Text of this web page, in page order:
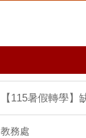
【115暑假轉學】
教務處